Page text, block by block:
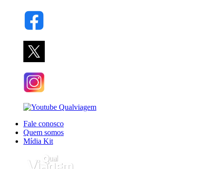
Fale conosco
Quem somos
Mídia Kit